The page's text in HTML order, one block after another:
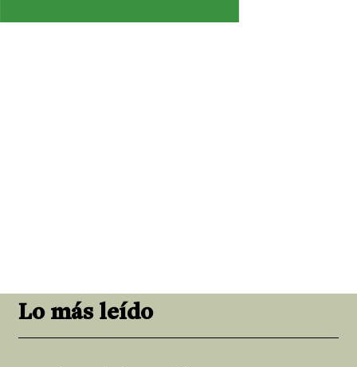
Lo más leído